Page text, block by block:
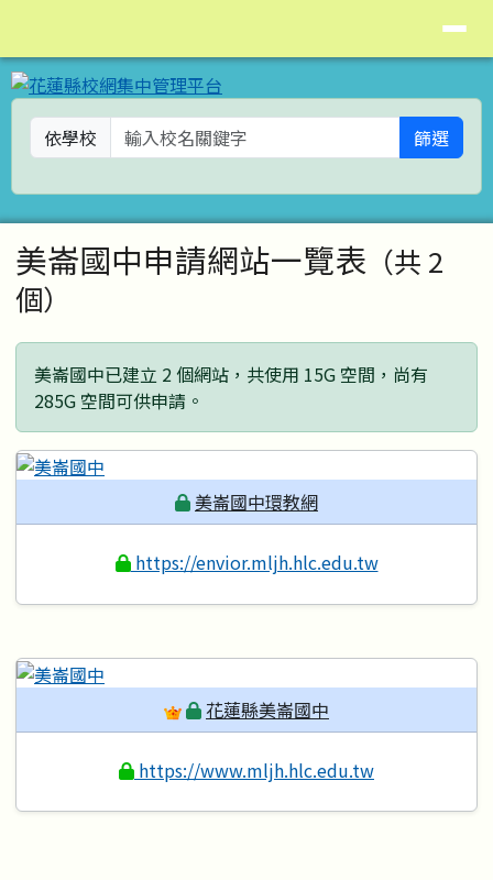
依學校 篩選
主內容區域
美崙國中申請網站一覽表 （共 2
個）
美崙國中已建立 2 個網站，共使用 15G 空間，尚有
285G 空間可供申請。
美崙國中環教網
https://envior.mljh.hlc.edu.tw
花蓮縣美崙國中
https://www.mljh.hlc.edu.tw
頁尾區域